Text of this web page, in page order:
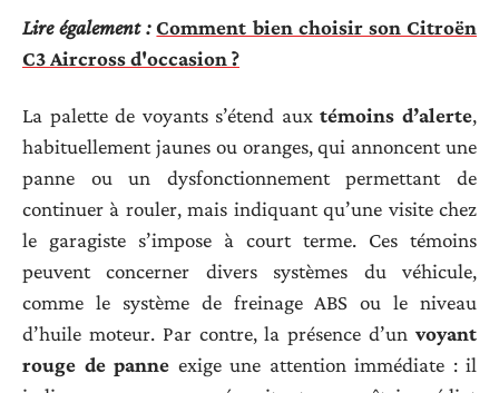
Lire également : Comment bien choisir son Citroën
C3 Aircross d'occasion ?
La palette de voyants s’étend auxtémoins d’alerte,
habituellement jaunes ou oranges, qui annoncent une
panne ou un dysfonctionnement permettant de
continuer à rouler, mais indiquant qu’une visite chez
le garagiste s’impose à court terme. Ces témoins
peuvent concerner divers systèmes du véhicule,
comme le système de freinage ABS ou le niveau
d’huile moteur. Par contre, la présence d’un voyant
rouge de panne exige une attention immédiate : il